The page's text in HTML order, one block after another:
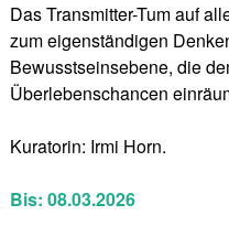
Das Transmitter-Tum auf
zum eigenständigen
Bewusstseinsebene, die
Überlebenschancen
Kuratorin: Irmi Horn.
Bis: 08.03.2026